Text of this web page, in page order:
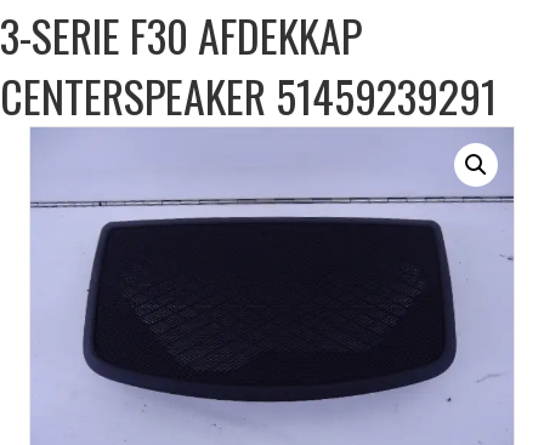
3-SERIE F30 AFDEKKAP
CENTERSPEAKER 51459239291